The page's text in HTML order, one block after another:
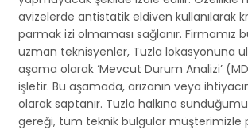
avizelerde antistatik eldiven kullanılarak
parmak izi olmaması sağlanır. Firmamız
uzman teknisyenler, Tuzla lokasyonuna
aşama olarak ‘Mevcut Durum Analizi’
işletir. Bu aşamada, arızanın veya
olarak saptanır. Tuzla halkına
gereği, tüm teknik bulgular müşterimizle